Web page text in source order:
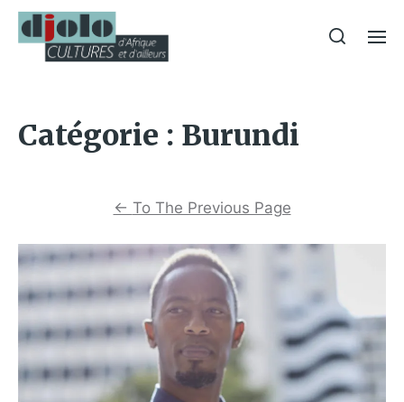
Catégorie : Burundi
← To The Previous Page